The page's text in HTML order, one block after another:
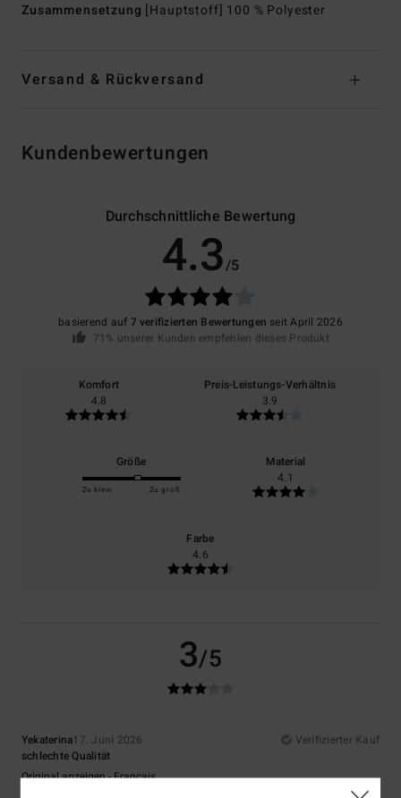
Zusammensetzung [Hauptstoff] 100 % Polyester
Versand & Rückversand
Kundenbewertungen
Durchschnittliche Bewertung
4.3/5
basierend auf 7 verifizierten Bewertungen seit April 2026
71% unserer Kunden empfehlen dieses Produkt
Komfort
4.8
Preis-Leistungs-Verhältnis
3.9
Größe
Zu klein Zu groß
Material
4.1
Farbe
4.6
3/5
Yekaterina17. Juni 2026
Verifizierter Kauf
schlechte Qualität
Original anzeigen - Français
Material: